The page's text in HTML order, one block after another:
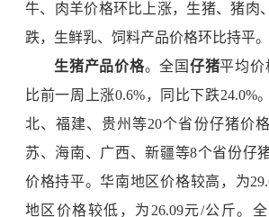
牛、 肉羊价格环比上涨，生猪、猪肉
跌，生鲜乳、 饲料产品价格环比持平。
生猪产品价格。全国 仔猪平均价
比前一周上涨0.6%，同比下跌24.0%
北、福建、贵州等20个省份仔猪价
苏、海南、广西、新疆等8个省份仔
价格持平。华南地区价格较高，为
地区价格较低，为26.09元/公斤。全